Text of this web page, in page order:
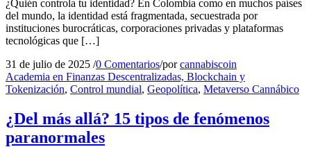
¿Quién controla tu identidad? En Colombia como en muchos países
del mundo, la identidad está fragmentada, secuestrada por
instituciones burocráticas, corporaciones privadas y plataformas
tecnológicas que […]
31 de julio de 2025 /0 Comentarios/porcannabiscoin
Academia en Finanzas Descentralizadas, Blockchain y
Tokenización, Control mundial, Geopolítica, Metaverso Cannábico
¿Del más allá? 15 tipos de fenómenos
paranormales